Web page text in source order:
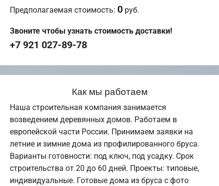
Предполагаемая стоимость: 0 руб.
Звоните чтобы узнать стоимость доставки!
+7 921 027-89-78
Как мы работаем
Наша строительная компания занимается
возведением деревянных домов. Работаем в
европейской части России. Принимаем заявки на
летние и зимние дома из профилированного бруса.
Варианты готовности: под ключ, под усадку. Срок
строительства от 20 до 60 дней. Проекты: типовые,
индивидуальные. Готовые дома из бруса с фото